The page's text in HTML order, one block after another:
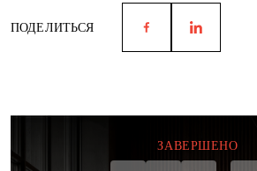
ПОДЕЛИТЬСЯ
ЗАВЕРШЕНО